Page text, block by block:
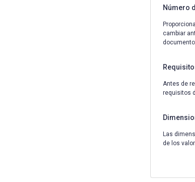
Número
cambiar
Antes de
requisitos
Las
de los